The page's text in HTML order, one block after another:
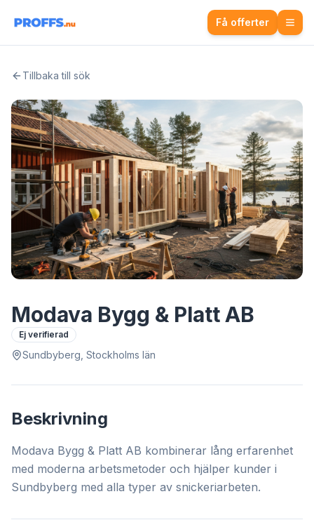
Få offerter
Tillbaka till sök
Modava Bygg & Platt AB
Ej verifierad
Sundbyberg, Stockholms län
Beskrivning
Modava Bygg & Platt AB kombinerar lång erfarenhet
med moderna arbetsmetoder och hjälper kunder i
Sundbyberg med alla typer av snickeriarbeten.